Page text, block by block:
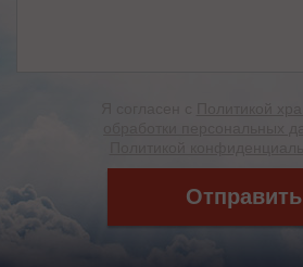
Отправить